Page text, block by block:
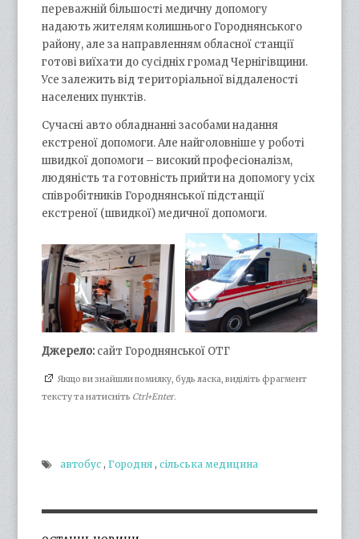
переважній більшості медичну допомогу
надають жителям колишнього Городнянського
району, але за направленням обласної станції
готові виїхати до сусідніх громад Чернігівщини.
Усе залежить від територіальної віддаленості
населених пунктів.
Сучасні авто обладнанні засобами надання
екстреної допомоги. Але найголовніше у роботі
швидкої допомоги – високий професіоналізм,
людяність та готовність прийти на допомогу усіх
співробітників Городнянської підстанції
екстреної (швидкої) медичної допомоги.
Джерело: сайт Городнянської ОТГ
Якщо ви знайшли помилку, будь ласка, виділіть фрагмент
тексту та натисніть Ctrl+Enter.
автобус ,Городня ,сільська медицина